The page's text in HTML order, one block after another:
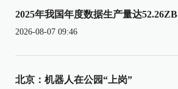
2025年我国年度数据生产量达52.26ZB
2026-08-07 09:46
北京：机器人在公园“上岗”